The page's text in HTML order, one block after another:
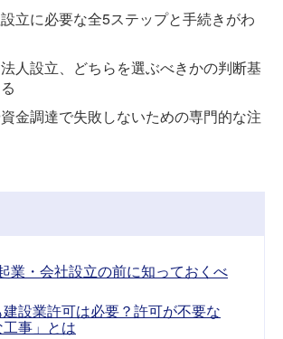
立に必要な全5ステップと手続きがわ
人設立、どちらを選ぶべきかの判断基
金調達で失敗しないための専門的な注
業・会社設立の前に知っておくべ
設業許可は必要？許可が不要な
工事」とは